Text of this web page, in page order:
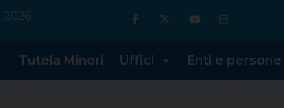
2026
Tutela Minori Uffici Enti e persone